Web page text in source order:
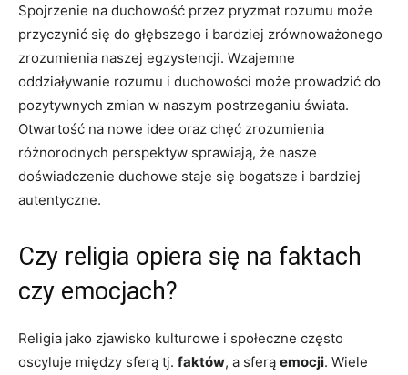
Spojrzenie na duchowość przez pryzmat rozumu może
przyczynić się do głębszego⁢ i bardziej zrównoważonego
zrozumienia naszej egzystencji. ​Wzajemne
oddziaływanie rozumu i duchowości może⁢ prowadzić do
pozytywnych zmian w naszym postrzeganiu ⁣świata.
Otwartość ⁤na⁣ nowe idee oraz chęć zrozumienia
różnorodnych perspektyw sprawiają, że ⁣nasze
doświadczenie duchowe⁤ staje się bogatsze ⁣i bardziej‍
autentyczne.
Czy religia opiera się na faktach
czy emocjach?
Religia jako zjawisko kulturowe i społeczne często
oscyluje między sferą tj. faktów, a sferą emocji. Wiele